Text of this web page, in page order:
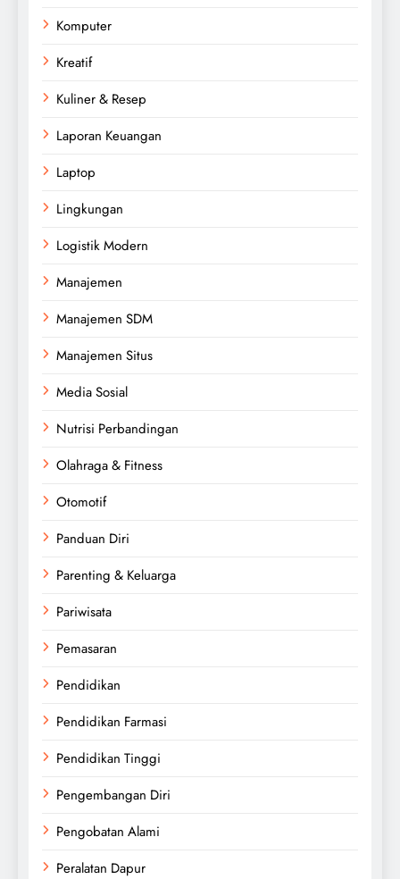
Komputer
Kreatif
Kuliner & Resep
Laporan Keuangan
Laptop
Lingkungan
Logistik Modern
Manajemen
Manajemen SDM
Manajemen Situs
Media Sosial
Nutrisi Perbandingan
Olahraga & Fitness
Otomotif
Panduan Diri
Parenting & Keluarga
Pariwisata
Pemasaran
Pendidikan
Pendidikan Farmasi
Pendidikan Tinggi
Pengembangan Diri
Pengobatan Alami
Peralatan Dapur